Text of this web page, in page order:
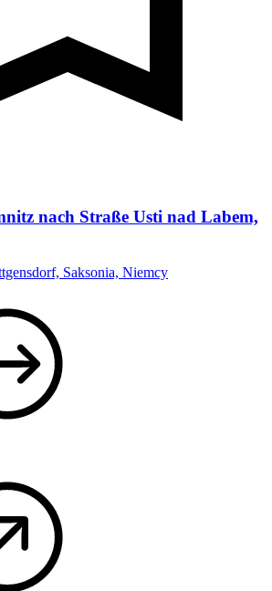
nach Straße Usti nad Labem,
Saksonia, Niemcy